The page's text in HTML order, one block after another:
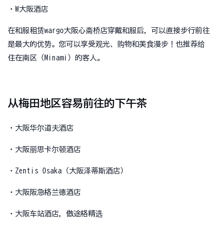
・W大阪酒店
在和服租赁wargo大阪心斋桥店穿戴和服后，可以直接步行前往
是最大的优势。您可以享受观光、购物和美食漫步！也推荐给
住在南区（Minami）的客人。
从梅田地区容易前往的下午茶
・大阪华尔道夫酒店
・大阪丽思卡尔顿酒店
・Zentis Osaka（大阪泽蒂斯酒店）
・大阪阪急格兰德酒店
・大阪车站酒店，傲途格精选